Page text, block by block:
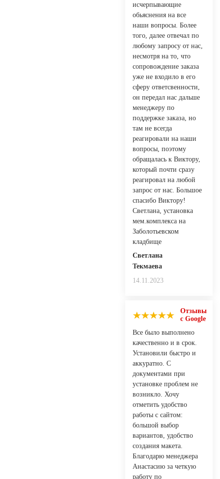
исчерпывающие
обьяснения на все
наши вопросы. Более
того, далее отвечал по
любому запросу от нас,
несмотря на то, что
сопровождение заказа
уже не входило в его
сферу ответсвенности,
он передал нас дальше
менеджеру по
поддержке заказа, но
там не всегда
реагировали на наши
вопросы, поэтому
обращалась к Виктору,
который почти сразу
реагировал на любой
запрос от нас. Большое
спасибо Виктору!
Светлана, установка
мем.комплекса на
Заболотьевском
кладбище
Светлана
Текмаева
14.11.2023
Отзывы
с Google
Все было выполнено
качественно и в срок.
Установили быстро и
аккуратно. С
документами при
установке проблем не
возникло. Хочу
отметить удобство
работы с сайтом:
большой выбор
вариантов, удобство
создания макета.
Благодарю менеджера
Анастасию за четкую
работу по